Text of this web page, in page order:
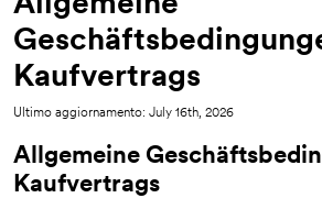
Kaufvertrags
Ultimo aggiornamento: July 16th, 2026
Allgemeine
Kaufvertrags